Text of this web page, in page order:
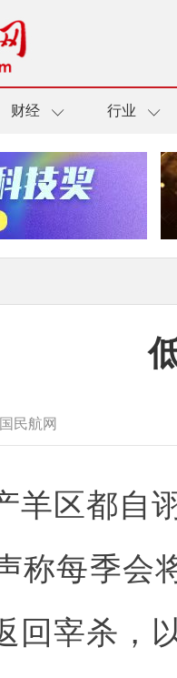
财经 行业
民航网
羊区都自
称每季会
回宰杀，